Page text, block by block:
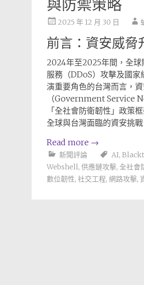
與防禦策略
2025 年 12 月 30 日
前言：資安威脅
2024年至2025年間，全球
服務（DDoS）攻擊及國
演重要角色的台灣而言，
（Government Service
「全社會防衛韌性」政策
全球與台灣面臨的資安挑
Read more →
新聞評論 AI,
Webshell, 供應鏈攻擊, 全社會
數位韌性, 社交工程, 網路攻擊,